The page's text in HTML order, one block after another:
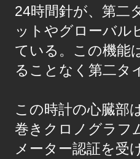
24時間針が、第二
ットやグローバル
ている。この機能
ることなく第二タ
この時計の心臓部
巻きクロノグラフ
メーター認証を受